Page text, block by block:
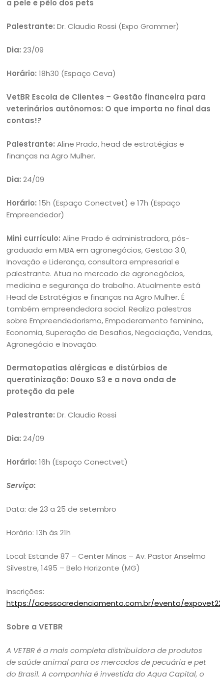
a pele e pêlo dos pets
Palestrante:Dr. Claudio Rossi (Expo Grommer)
Dia: 23/09
Horário: 18h30 (Espaço Ceva)
VetBR Escola de Clientes – Gestão financeira para
veterinários autônomos: O que importa no final das
contas!?
Palestrante: Aline Prado, head de estratégias e
finanças na Agro Mulher.
Dia: 24/09
Horário: 15h (Espaço Conectvet) e 17h (Espaço
Empreendedor)
Mini currículo:Aline Prado é administradora, pós-
graduada em MBA em agronegócios, Gestão 3.0,
Inovação e Liderança, consultora empresarial e
palestrante. Atua no mercado de agronegócios,
medicina e segurança do trabalho. Atualmente está
Head de Estratégias e finanças na Agro Mulher. É
também empreendedora social. Realiza palestras
sobre Empreendedorismo, Empoderamento feminino,
Economia, Superação de Desafios, Negociação, Vendas,
Agronegócio e Inovação.
Dermatopatias alérgicas e distúrbios de
queratinização: Douxo S3 e a nova onda de
proteção da pele
Palestrante:Dr. Claudio Rossi
Dia: 24/09
Horário: 16h (Espaço Conectvet)
Serviço:
Data: de 23 a 25 de setembro
Horário: 13h às 21h
Local: Estande 87 – Center Minas – Av. Pastor Anselmo
Silvestre, 1495 – Belo Horizonte (MG)
Inscrições:
https://acessocredenciamento.com.br/evento/
Sobre a VETBR
A VETBR é a mais completa distribuidora de produtos
de saúde animal para os mercados de pecuária e pet
do Brasil. A companhia é investida do Aqua Capital, o